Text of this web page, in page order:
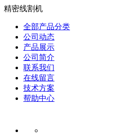
精密线割机
全部产品分类
公司动态
产品展示
公司简介
联系我们
在线留言
技术方案
帮助中心